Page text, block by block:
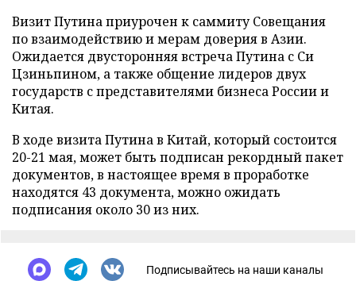
Визит Путина приурочен к саммиту Совещания
по взаимодействию и мерам доверия в Азии.
Ожидается двусторонняя встреча Путина с Си
Цзиньпином, а также общение лидеров двух
государств с представителями бизнеса России и
Китая.
В ходе визита Путина в Китай, который состоится
20-21 мая, может быть подписан рекордный пакет
документов, в настоящее время в проработке
находятся 43 документа, можно ожидать
подписания около 30 из них.
Подписывайтесь на наши каналы